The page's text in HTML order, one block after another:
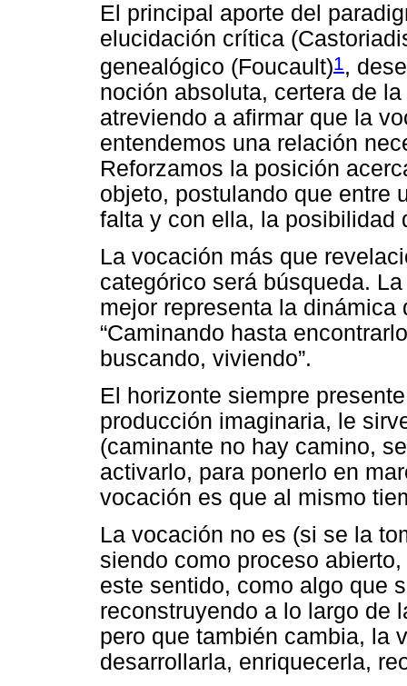
El principal aporte del
elucidación crítica
genealógico (Foucault)1 ,
noción absoluta, certera de
atreviendo a afirmar que la
entendemos una relación
Reforzamos la posición
objeto, postulando que entre
falta y con ella, la posibilidad
La vocación más que
categórico será búsqueda.
mejor representa la
“Caminando hasta
buscando, viviendo”.
El horizonte siempre
producción imaginaria, le
(caminante no hay camino,
activarlo, para ponerlo en
vocación es que al mismo
La vocación no es (si se la
siendo como proceso
este sentido, como algo que
reconstruyendo a lo largo de
pero que también cambia, la
desarrollarla, enriquecerla,